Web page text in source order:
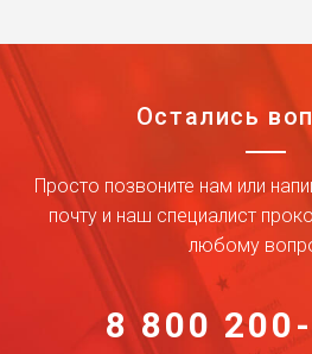
Остались
Просто позвоните нам или
почту и наш специалист
любому
8 800